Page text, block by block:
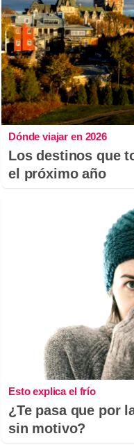
Dónde viajar en 2026
Los destinos que
el próximo año
Esto explica el frío
¿Te pasa que por
sin motivo?